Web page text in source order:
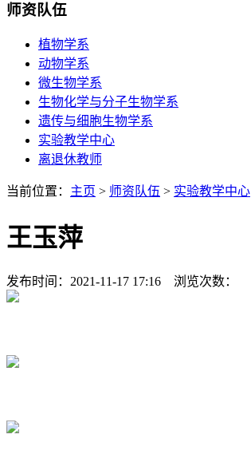
师资队伍
植物学系
动物学系
微生物学系
生物化学与分子生物学系
遗传与细胞生物学系
实验教学中心
离退休教师
当前位置： 主页 > 师资队伍 > 实验教学中心
王玉萍
发布时间：2021-11-17 17:16 浏览次数：